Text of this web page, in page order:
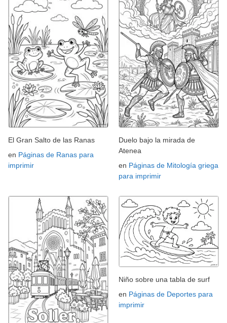
El Gran Salto de las Ranas
en Páginas de Ranas para
imprimir
Duelo bajo la mirada de
Atenea
en Páginas de Mitología griega
para imprimir
Niño sobre una tabla de surf
en Páginas de Deportes para
imprimir